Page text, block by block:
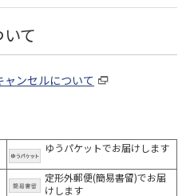
て
ャンセルについて
ゆうパケットでお届けします
定形外郵便(簡易書留)でお届
けします